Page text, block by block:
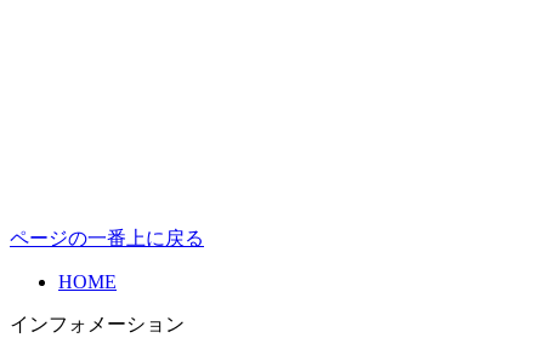
ページの一番上に戻る
HOME
インフォメーション